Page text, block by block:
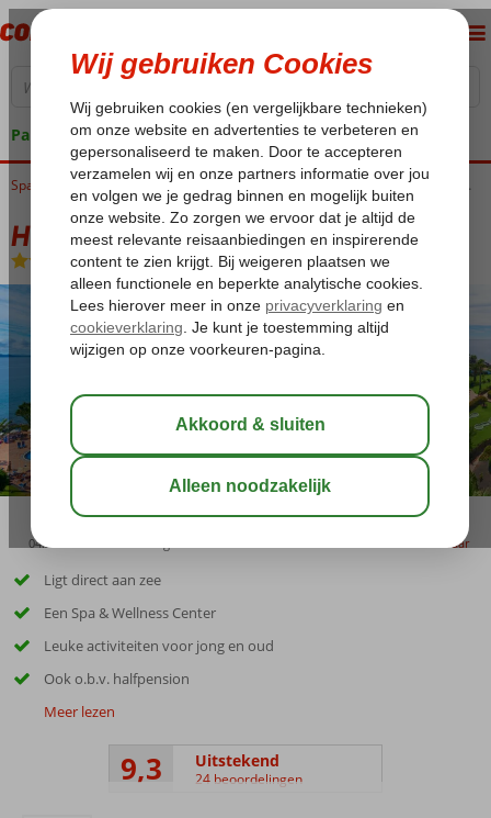
Pakketgarantie
Home Canarische Eilanden Lanzarote Playa Blanca Hipotels Natura Palace & Spa
Hipotels Natura Palace & Spa
Logies en ontbijt-Hotel
04:30 bewaar
Ligt direct aan zee
Een Spa & Wellness Center
Leuke activiteiten voor jong en oud
Ook o.b.v. halfpension
Meer lezen
9,3 Uitstekend
24 beoordelingen